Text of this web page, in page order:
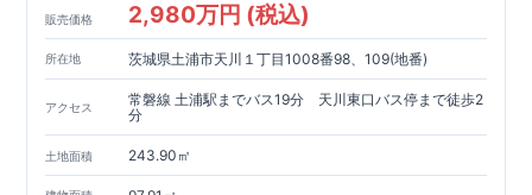
販売価格 2,980万円 (税込)
所在地 茨城県土浦市天川１丁目1008番98、109(地番)
アクセス
常磐線 土浦駅までバス19分 天川東口バス停まで徒歩2
分
土地面積 243.90㎡